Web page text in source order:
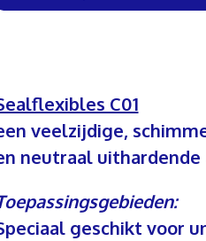
C01
veelzijdige,
neutraal
geschikt voor